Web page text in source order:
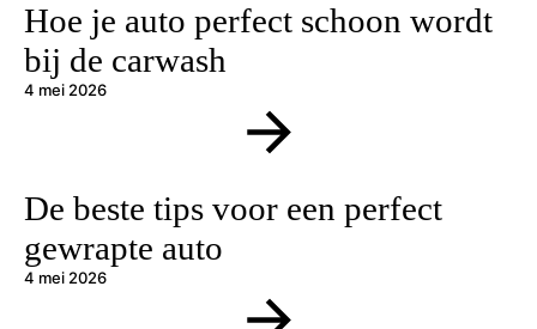
Hoe je auto perfect schoon wordt
bij de carwash
4 mei 2026
De beste tips voor een perfect
gewrapte auto
4 mei 2026